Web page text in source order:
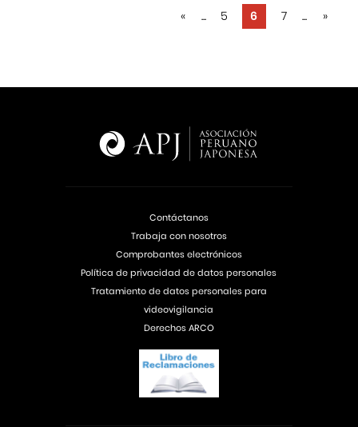
« ... 5 6 7 ... »
Contáctanos
Trabaja con nosotros
Comprobantes electrónicos
Política de privacidad de datos personales
Tratamiento de datos personales para
videovigilancia
Derechos ARCO